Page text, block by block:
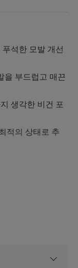
석한 모발 개선
을 부드럽고 매끈
생각한 비건 포
적의 상태로 추